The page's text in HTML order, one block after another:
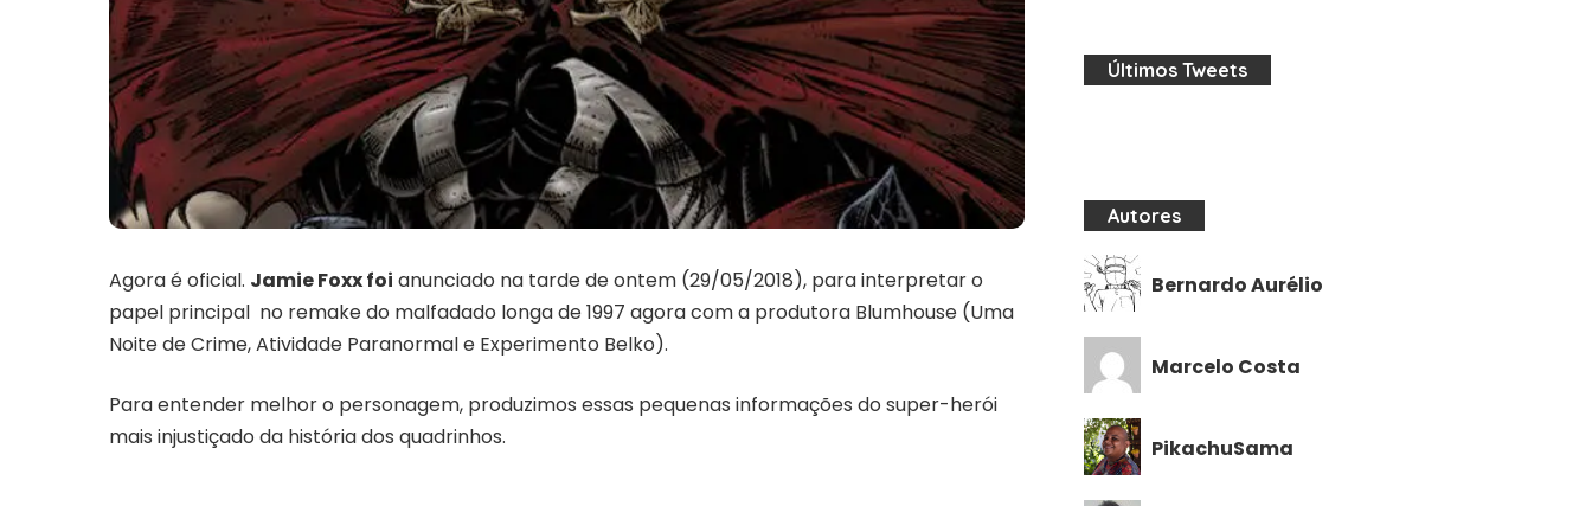
Agora é oficial. Jamie Foxx foi anunciado na tarde de ontem (29/05/2018), para interpretar o
papel principal no remake do malfadado longa de 1997 agora com a produtora Blumhouse (Uma
Noite de Crime, Atividade Paranormal e Experimento Belko).
Para entender melhor o personagem, produzimos essas pequenas informações do super-herói
mais injustiçado da história dos quadrinhos.
Últimos Tweets
Autores
Bernardo Aurélio
Marcelo Costa
PikachuSama